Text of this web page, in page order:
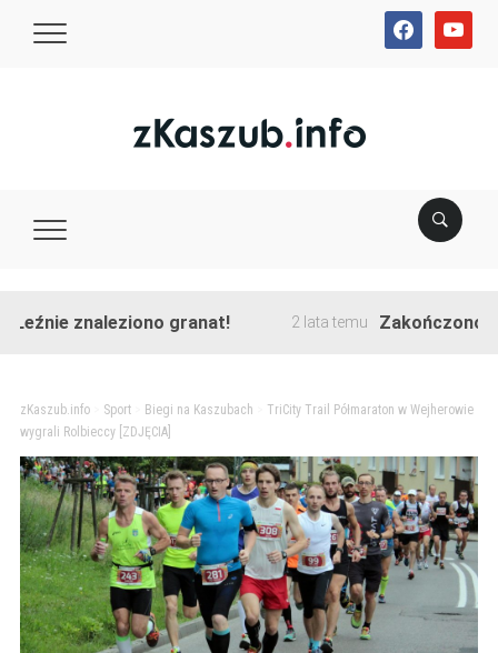
facebookyoutube
znaleziono granat! 2 lata temu Zakończono
zKaszub.info> Sport> Biegi na Kaszubach
TriCity Trail Półmaraton w Wejherowie
wygrali Rolbieccy [ZDJĘCIA]